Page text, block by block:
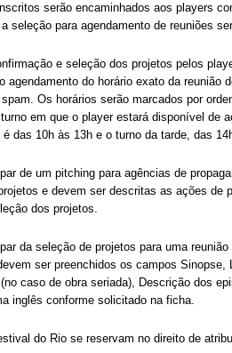
serão encaminhados aos players
seleção para agendamento de reuniões
e seleção dos projetos pelos
agendamento do horário exato da reunião
Os horários serão marcados por
em que o player estará disponível de
das 10h às 13h e o turno da tarde, das
de um pitching para agências de
e devem ser descritas as ações de
dos projetos.
da seleção de projetos para uma
ser preenchidos os campos
caso de obra seriada), Descrição dos
inglês conforme solicitado na ficha.
do Rio se reservam no direito de